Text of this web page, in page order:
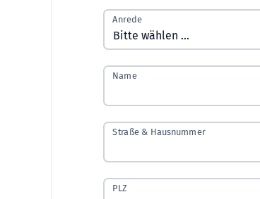
Anrede
Name
Straße & Hausnummer
PLZ